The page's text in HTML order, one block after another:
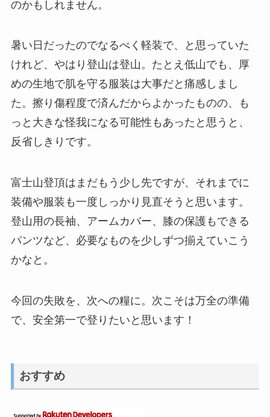
のかもしれません。
暑い日だったのでなるべく軽装で、と思っていた
けれど、やはり登山は登山。たとえ低山でも、厚
めの生地で肌を守る服装は大事だと痛感しまし
た。擦り傷程度で済んだからよかったものの、も
っと大きな怪我になる可能性もあったと思うと、
反省しきりです。
富士山登頂はまだもう少し先ですが、それまでに
装備や服装も一度しっかり見直そうと思います。
登山用の長袖、アームカバー、膝の保護もできる
パンツなど、必要なものを少しずつ揃えていこう
かなと。
今回の失敗を、次への糧に。次こそは万全の準備
で、安全第一で登りたいと思います！
おすすめ